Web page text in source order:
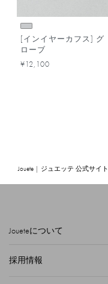
[インイヤーカフス] グ
ローブ
¥12,100
Jouete | ジュエッテ 公式サイト
Joueteについて
採用情報